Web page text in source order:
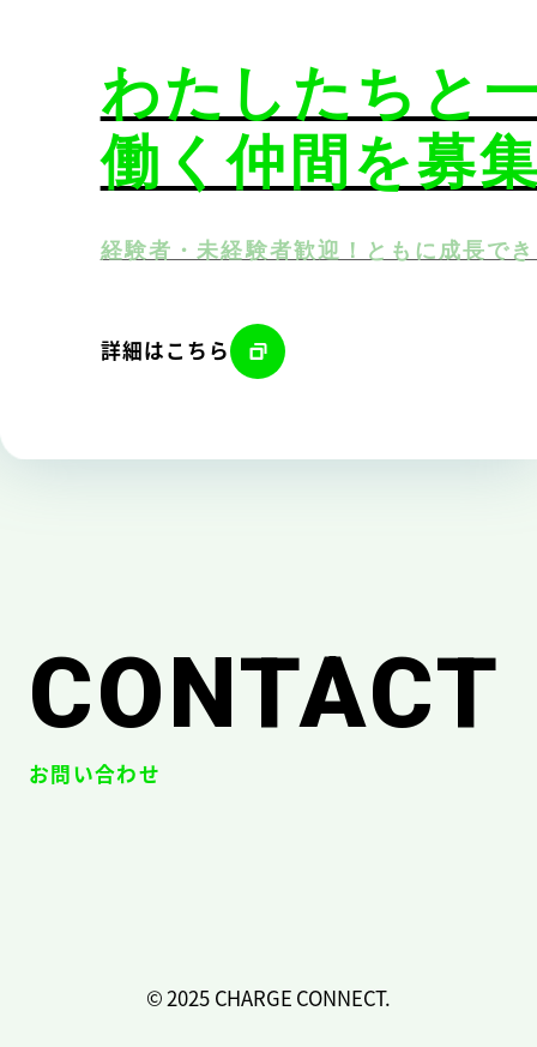
わたしたちと
働く仲間を募
経験者・未経験者歓迎！ともに成長で
詳細はこちら
CONTACT
お問い合わせ
© 2025 CHARGE CONNECT.